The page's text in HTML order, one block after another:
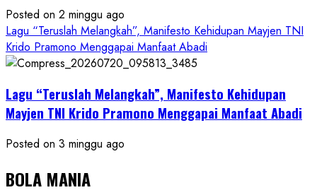
Posted on 2 minggu ago
Lagu “Teruslah Melangkah”, Manifesto Kehidupan Mayjen TNI
Krido Pramono Menggapai Manfaat Abadi
Lagu “Teruslah Melangkah”, Manifesto Kehidupan
Mayjen TNI Krido Pramono Menggapai Manfaat Abadi
Posted on 3 minggu ago
BOLA MANIA